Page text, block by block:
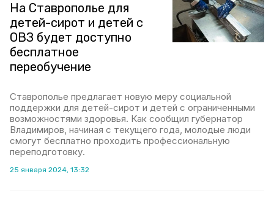
На Ставрополье для
детей-сирот и детей с
ОВЗ будет доступно
бесплатное
переобучение
Ставрополье предлагает новую меру социальной
поддержки для детей-сирот и детей с ограниченными
возможностями здоровья. Как сообщил губернатор
Владимиров, начиная с текущего года, молодые люди
смогут бесплатно проходить профессиональную
переподготовку.
25 января 2024, 13:32